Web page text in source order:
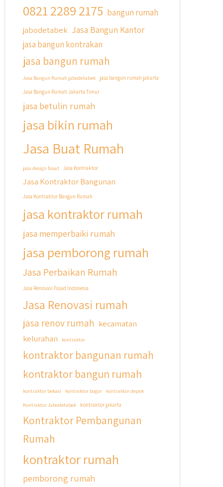
Cicilan ??
Untuk informasi lebih lanjut terkait
program cicilan ini temen temen bisa
langsung klik link di bio yaa
#jasabangunrumahjakarta
#jasarenovasirumahjakarta
#kontraktorbangunan
#kontraktorbangunanrumah
#kontraktorbangunanjakarta
#kontraktorinteriorjakarta
#jasarenovasirumahbekasi
#jasadesainrumahmurah
#jasadesainrumahjakarta
#jasabangunrumahjabodetabek
0821 2289 2175 bangun rumah
jabodetabek Jasa Bangun Kantor
jasa bangun kontrakan
jasa bangun rumah
Jasa Bangun Rumah jabodetabek
jasa bangun rumah jakarta
Jasa Bangun Rumah Jakarta Timur
jasa betulin rumah
jasa bikin rumah
Jasa Buat Rumah
jasa design fasad Jasa Kontraktor
Jasa Kontraktor Bangunan
Jasa Kontraktor Bangun Rumah
jasa kontraktor rumah
jasa memperbaiki rumah
jasa pemborong rumah
Jasa Perbaikan Rumah
Jasa Renovasi Fasad Indonesia
Jasa Renovasi rumah
jasa renov rumah kecamatan
kelurahan
kontraktor
kontraktor bangunan rumah
kontraktor bangun rumah
kontraktor bekasi kontraktor bogor
kontraktor depok
Kontraktor Jabodetabek
kontraktor jakarta
Kontraktor Pembangunan
Rumah
kontraktor rumah
pemborong rumah